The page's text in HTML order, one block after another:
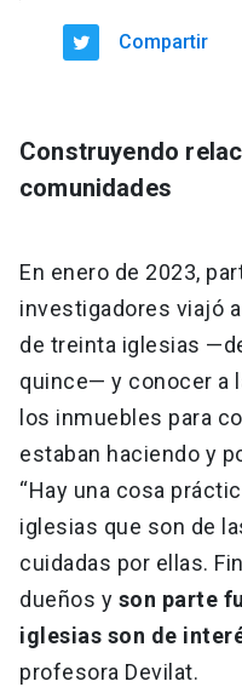
Compartir
Construyendo
comunidades
En enero de 2023,
investigadores viajó
de treinta iglesias
quince— y conocer a
los inmuebles para
estaban haciendo y
“Hay una cosa
iglesias que son de
cuidadas por ellas.
dueños y son parte
iglesias son de
profesora Devilat.